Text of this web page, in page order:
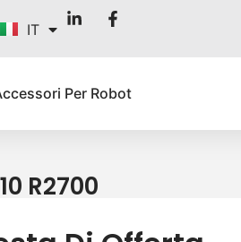
Cerca
IT
FR
Per Robot
R2700